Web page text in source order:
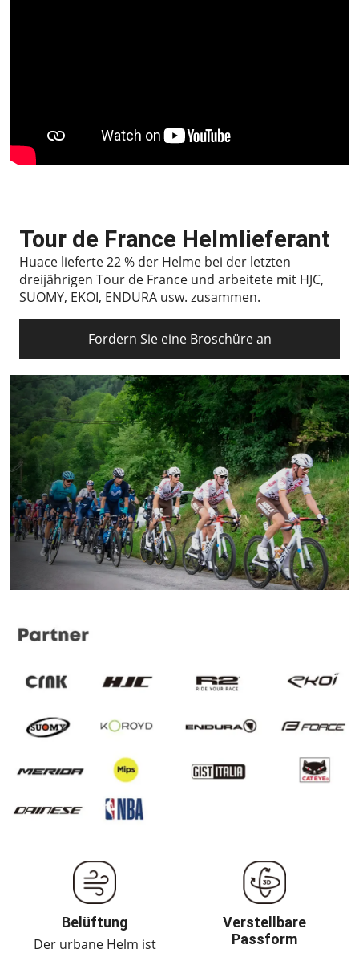
Tour de France Helmlieferant
Huace lieferte 22 % der Helme bei der letzten
dreijährigen Tour de France und arbeitete mit HJC,
SUOMY, EKOI, ENDURA usw. zusammen.
Fordern Sie eine Broschüre an
Belüftung
Der urbane Helm ist
Verstellbare
Passform